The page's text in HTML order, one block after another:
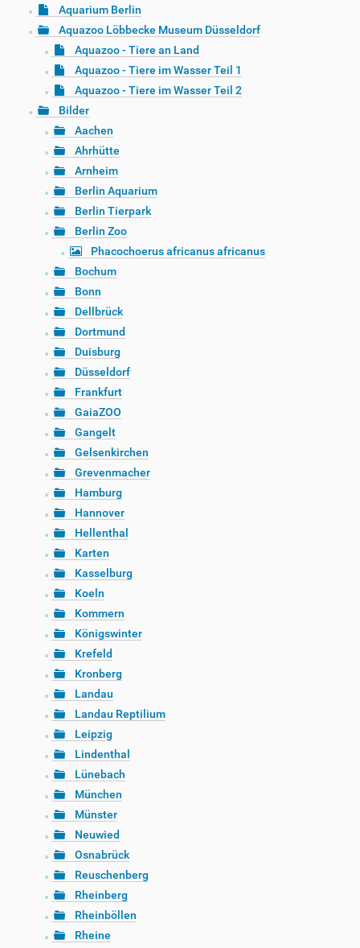
Aquarium Berlin
Aquazoo Löbbecke Museum Düsseldorf
Aquazoo - Tiere an Land
Aquazoo - Tiere im Wasser Teil 1
Aquazoo - Tiere im Wasser Teil 2
Bilder
Aachen
Ahrhütte
Arnheim
Berlin Aquarium
Berlin Tierpark
Berlin Zoo
Phacochoerus africanus africanus
Bochum
Bonn
Dellbrück
Dortmund
Duisburg
Düsseldorf
Frankfurt
GaiaZOO
Gangelt
Gelsenkirchen
Grevenmacher
Hamburg
Hannover
Hellenthal
Karten
Kasselburg
Koeln
Kommern
Königswinter
Krefeld
Kronberg
Landau
Landau Reptilium
Leipzig
Lindenthal
Lünebach
München
Münster
Neuwied
Osnabrück
Reuschenberg
Rheinberg
Rheinböllen
Rheine